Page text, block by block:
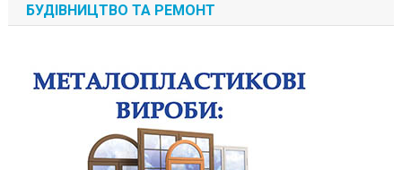
БУДІВНИЦТВО ТА РЕМОНТ